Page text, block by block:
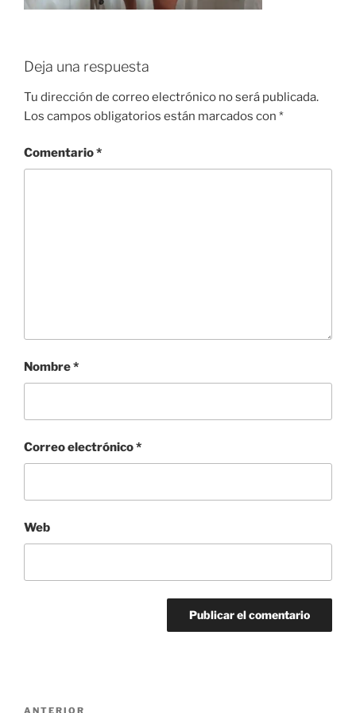
Deja una respuesta
Tu dirección de correo electrónico no será publicada.
Los campos obligatorios están marcados con *
Comentario*
Nombre*
Correo electrónico*
Web
Navegación